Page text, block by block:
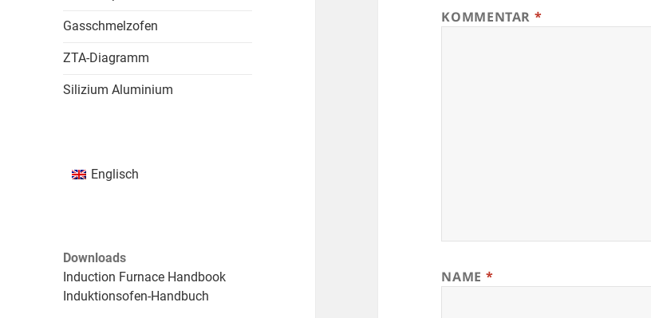
Gasschmelzofen
ZTA-Diagramm
Silizium Aluminium
Englisch
Downloads
Induction Furnace Handbook
Induktionsofen-Handbuch
KOMMENTAR *
NAME *